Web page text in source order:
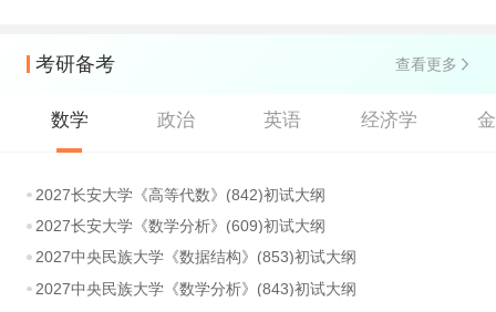
考研备考 查看更多
数学 政治 英语 经济学
2027长安大学《高等代数》(842)初试大纲
2027长安大学《数学分析》(609)初试大纲
2027中央民族大学《数据结构》(853)初试大纲
2027中央民族大学《数学分析》(843)初试大纲